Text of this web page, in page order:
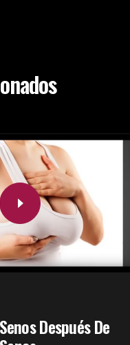
Después De